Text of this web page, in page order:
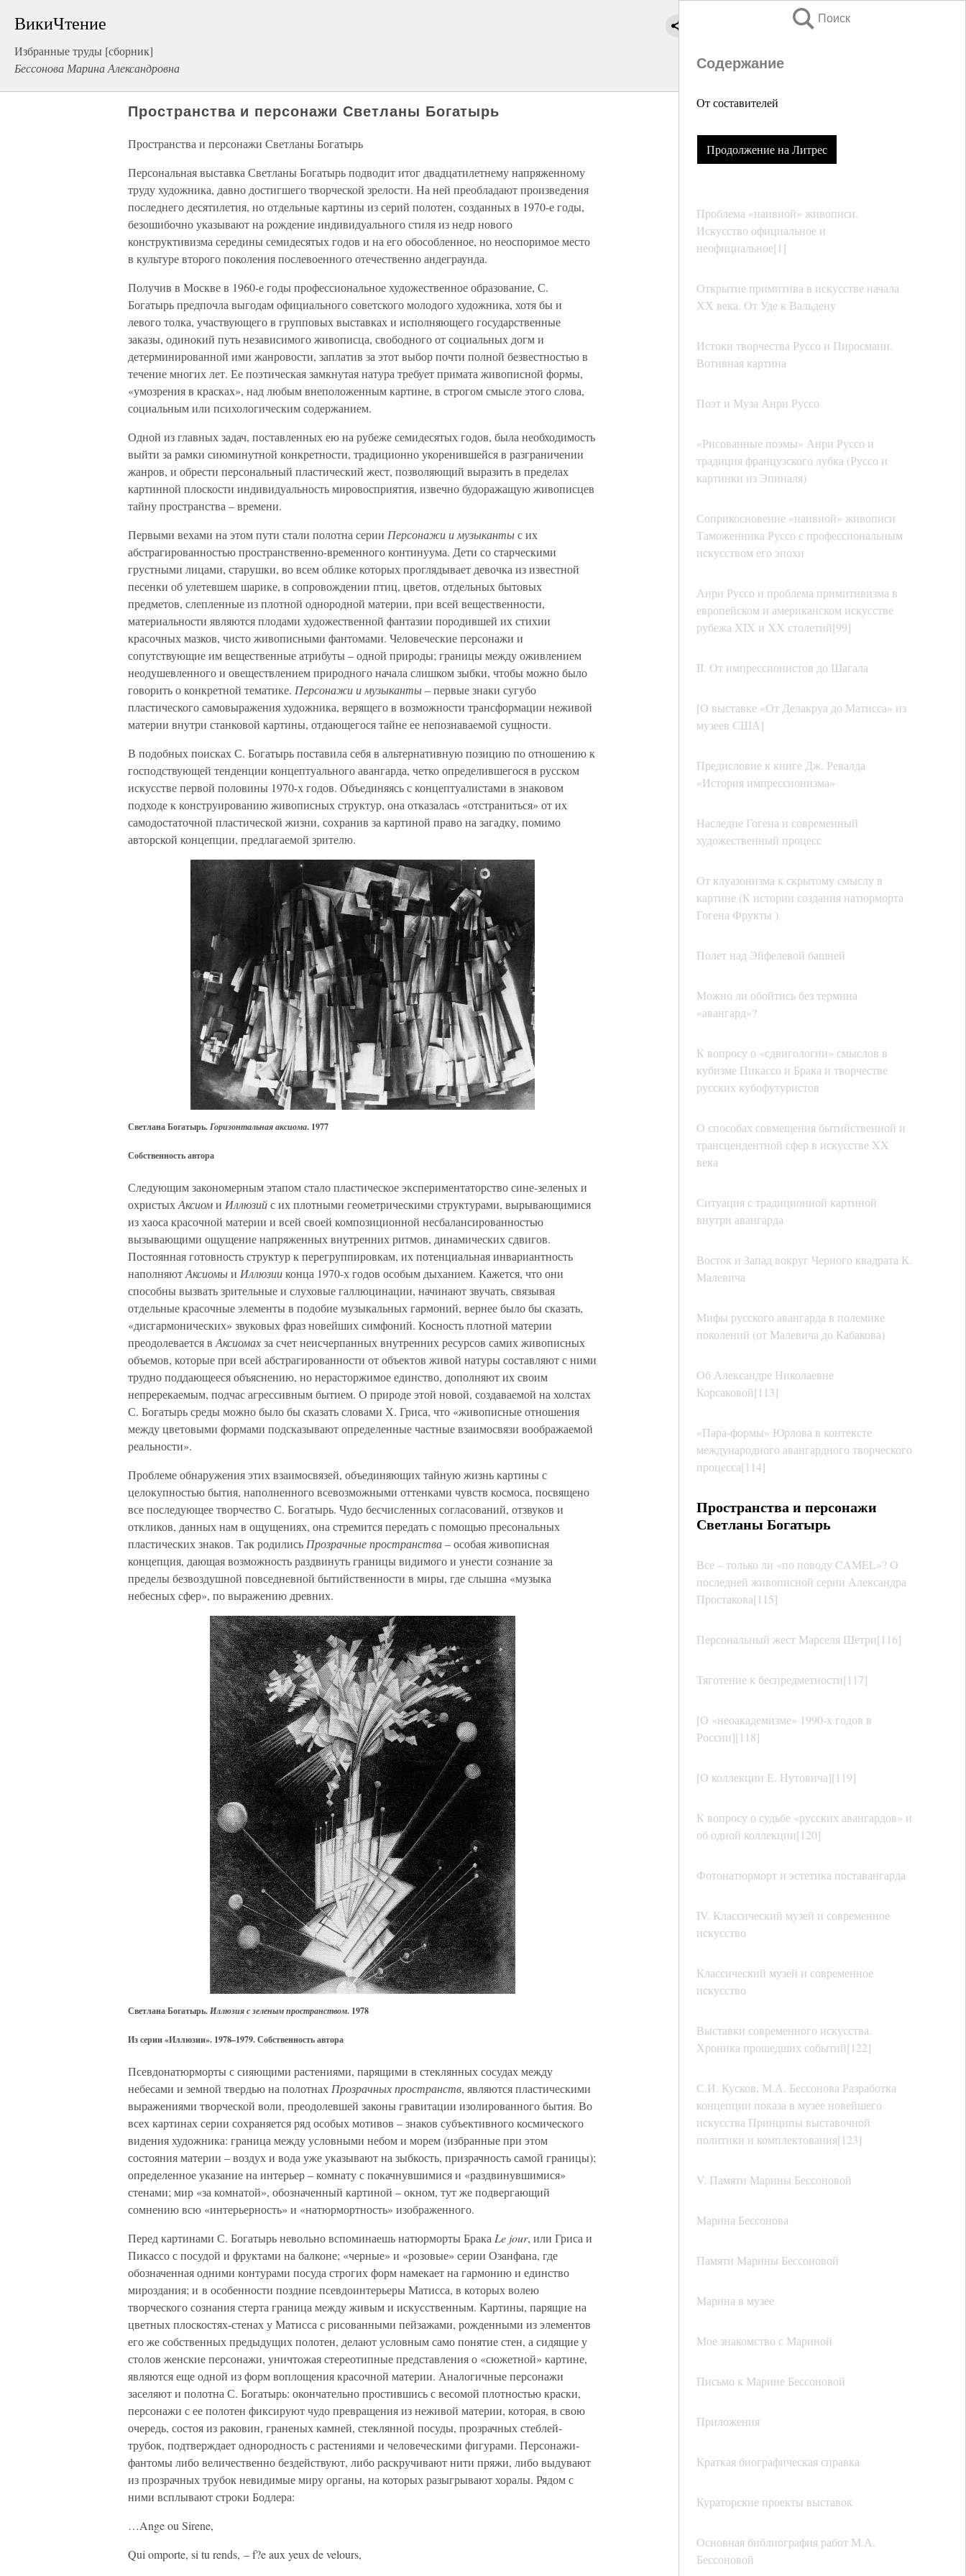
ВикиЧтение
Избранные труды [сборник]
Бессонова Марина Александровна
Поиск
Содержание
От составителей
Продолжение на Литрес
Проблема «наивной» живописи.
Искусство официальное и
неофициальное[1]
Открытие примитива в искусстве начала
ХХ века. От Уде к Вальдену
Истоки творчества Руссо и Пиросмани.
Вотивная картина
Поэт и Муза Анри Руссо
«Рисованные поэмы» Анри Руссо и
традиция французского лубка (Руссо и
картинки из Эпиналя)
Соприкосновение «наивной» живописи
Таможенника Руссо с профессиональным
искусством его эпохи
Анри Руссо и проблема примитивизма в
европейском и американском искусстве
рубежа XIX и ХХ столетий[99]
II. От импрессионистов до Шагала
[О выставке «От Делакруа до Матисса» из
музеев США]
Предисловие к книге Дж. Ревалда
«История импрессионизма»
Наследие Гогена и современный
художественный процесс
От клуазонизма к скрытому смыслу в
картине (К истории создания натюрморта
Гогена Фрукты )
Полет над Эйфелевой башней
Можно ли обойтись без термина
«авангард»?
К вопросу о «сдвигологии» смыслов в
кубизме Пикассо и Брака и творчестве
русских кубофутуристов
О способах совмещения бытийственной и
трансцендентной сфер в искусстве XX
века
Ситуация с традиционной картиной
внутри авангарда
Восток и Запад вокруг Черного квадрата К.
Малевича
Мифы русского авангарда в полемике
поколений (от Малевича до Кабакова)
Об Александре Николаевне
Корсаковой[113]
«Пара-формы» Юрлова в контексте
международного авангардного творческого
процесса[114]
Пространства и персонажи
Светланы Богатырь
Все – только ли «по поводу CAMEL»? О
последней живописной серии Александра
Простакова[115]
Персональный жест Марселя Шетри[116]
Тяготение к беспредметности[117]
[О «неоакадемизме» 1990-х годов в
России][118]
[О коллекции Е. Нутовича][119]
К вопросу о судьбе «русских авангардов» и
об одной коллекции[120]
Фотонатюрморт и эстетика поставангарда
IV. Классический музей и современное
искусство
Классический музей и современное
искусство
Выставки современного искусства.
Хроника прошедших событий[122]
С.И. Кусков, М.А. Бессонова Разработка
концепции показа в музее новейшего
искусства Принципы выставочной
политики и комплектования[123]
V. Памяти Марины Бессоновой
Марина Бессонова
Памяти Марины Бессоновой
Марина в музее
Мое знакомство с Мариной
Письмо к Марине Бессоновой
Приложения
Краткая биографическая справка
Кураторские проекты выставок
Основная библиография работ М.А.
Бессоновой
Пространства и персонажи Светланы Богатырь
Пространства и персонажи Светланы Богатырь
Персональная выставка Светланы Богатырь подводит итог двадцатилетнему напряженному
труду художника, давно достигшего творческой зрелости. На ней преобладают произведения
последнего десятилетия, но отдельные картины из серий полотен, созданных в 1970-е годы,
безошибочно указывают на рождение индивидуального стиля из недр нового
конструктивизма середины семидесятых годов и на его обособленное, но неоспоримое место
в культуре второго поколения послевоенного отечественно андеграунда.
Получив в Москве в 1960-е годы профессиональное художественное образование, С.
Богатырь предпочла выгодам официального советского молодого художника, хотя бы и
левого толка, участвующего в групповых выставках и исполняющего государственные
заказы, одинокий путь независимого живописца, свободного от социальных догм и
детерминированной ими жанровости, заплатив за этот выбор почти полной безвестностью в
течение многих лет. Ее поэтическая замкнутая натура требует примата живописной формы,
«умозрения в красках», над любым внеположенным картине, в строгом смысле этого слова,
социальным или психологическим содержанием.
Одной из главных задач, поставленных ею на рубеже семидесятых годов, была необходимость
выйти за рамки сиюминутной конкретности, традиционно укоренившейся в разграничении
жанров, и обрести персональный пластический жест, позволяющий выразить в пределах
картинной плоскости индивидуальность мировосприятия, извечно будоражащую живописцев
тайну пространства – времени.
Первыми вехами на этом пути стали полотна серии Персонажи и музыкантыс их
абстрагированностью пространственно-временного континуума. Дети со старческими
грустными лицами, старушки, во всем облике которых проглядывает девочка из известной
песенки об улетевшем шарике, в сопровождении птиц, цветов, отдельных бытовых
предметов, слепленные из плотной однородной материи, при всей вещественности,
материальности являются плодами художественной фантазии породившей их стихии
красочных мазков, чисто живописными фантомами. Человеческие персонажи и
сопутствующие им вещественные атрибуты – одной природы; границы между оживлением
неодушевленного и овеществлением природного начала слишком зыбки, чтобы можно было
говорить о конкретной тематике. Персонажи и музыканты– первые знаки сугубо
пластического самовыражения художника, верящего в возможности трансформации неживой
материи внутри станковой картины, отдающегося тайне ее непознаваемой сущности.
В подобных поисках С. Богатырь поставила себя в альтернативную позицию по отношению к
господствующей тенденции концептуального авангарда, четко определившегося в русском
искусстве первой половины 1970-х годов. Объединяясь с концептуалистами в знаковом
подходе к конструированию живописных структур, она отказалась «отстраниться» от их
самодостаточной пластической жизни, сохранив за картиной право на загадку, помимо
авторской концепции, предлагаемой зрителю.
Светлана Богатырь.Горизонтальная аксиома. 1977
Собственность автора
Следующим закономерным этапом стало пластическое экспериментаторство сине-зеленых и
охристыхАксиоми Иллюзийс их плотными геометрическими структурами, вырывающимися
из хаоса красочной материи и всей своей композиционной несбалансированностью
вызывающими ощущение напряженных внутренних ритмов, динамических сдвигов.
Постоянная готовность структур к перегруппировкам, их потенциальная инвариантность
наполняютАксиомыи Иллюзииконца 1970-х годов особым дыханием. Кажется, что они
способны вызвать зрительные и слуховые галлюцинации, начинают звучать, связывая
отдельные красочные элементы в подобие музыкальных гармоний, вернее было бы сказать,
«дисгармонических» звуковых фраз новейших симфоний. Косность плотной материи
преодолевается в Аксиомахза счет неисчерпанных внутренних ресурсов самих живописных
объемов, которые при всей абстрагированности от объектов живой натуры составляют с ними
трудно поддающееся объяснению, но нерасторжимое единство, дополняют их своим
непререкаемым, подчас агрессивным бытием. О природе этой новой, создаваемой на холстах
С. Богатырь среды можно было бы сказать словами Х. Гриса, что «живописные отношения
между цветовыми формами подсказывают определенные частные взаимосвязи воображаемой
реальности».
Проблеме обнаружения этих взаимосвязей, объединяющих тайную жизнь картины с
целокупностью бытия, наполненного всевозможными оттенками чувств космоса, посвящено
все последующее творчество С. Богатырь. Чудо бесчисленных согласований, отзвуков и
откликов, данных нам в ощущениях, она стремится передать с помощью пресональных
пластических знаков. Так родились Прозрачные пространства– особая живописная
концепция, дающая возможность раздвинуть границы видимого и унести сознание за
пределы безвоздушной повседневной бытийственности в миры, где слышна «музыка
небесных сфер», по выражению древних.
Светлана Богатырь.Иллюзия с зеленым пространством. 1978
Из серии «Иллюзии». 1978–1979. Собственность автора
Псевдонатюрморты с сияющими растениями, парящими в стеклянных сосудах между
небесами и земной твердью на полотнах Прозрачных пространств, являются пластическими
выражениями творческой воли, преодолевшей законы гравитации изолированного бытия. Во
всех картинах серии сохраняется ряд особых мотивов – знаков субъективного космического
видения художника: граница между условными небом и морем (избранные при этом
состояния материи – воздух и вода уже указывают на зыбкость, призрачность самой границы);
определенное указание на интерьер – комнату с покачнувшимися и «раздвинувшимися»
стенами; мир «за комнатой», обозначенный картиной – окном, тут же подвергающий
сомнению всю «интерьерность» и «натюрмортность» изображенного.
Перед картинами С. Богатырь невольно вспоминаешь натюрморты Брака Le jour, или Гриса и
Пикассо с посудой и фруктами на балконе; «черные» и «розовые» серии Озанфана, где
обозначенная одними контурами посуда строгих форм намекает на гармонию и единство
мироздания; и в особенности поздние псевдоинтерьеры Матисса, в которых волею
творческого сознания стерта граница между живым и искусственным. Картины, парящие на
цветных плоскостях-стенах у Матисса с рисованными пейзажами, рожденными из элементов
его же собственных предыдущих полотен, делают условным само понятие стен, а сидящие у
столов женские персонажи, уничтожая стереотипные представления о «сюжетной» картине,
являются еще одной из форм воплощения красочной материи. Аналогичные персонажи
заселяют и полотна С. Богатырь: окончательно простившись с весомой плотностью краски,
персонажи с ее полотен фиксируют чудо превращения из неживой материи, которая, в свою
очередь, состоя из раковин, граненых камней, стеклянной посуды, прозрачных стеблей-
трубок, подтверждает однородность с растениями и человеческими фигурами. Персонажи-
фантомы либо величественно бездействуют, либо раскручивают нити пряжи, либо выдувают
из прозрачных трубок невидимые миру органы, на которых разыгрывают хоралы. Рядом с
ними всплывают строки Бодлера:
…Ange ou Sirene,
Qui omporte, si tu rends, – f?e aux yeux de velours,